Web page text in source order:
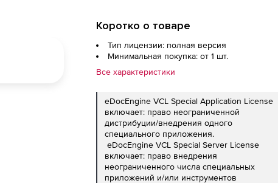
Коротко о товаре
Тип лицензии: полная версия
Минимальная покупка: от 1 шт.
Все характеристики
eDocEngine VCL Special Application License
включает: право неограниченной
дистрибуции/внедрения одного
специального приложения.
eDocEngine VCL Special Server License
включает: право внедрения
неограниченного числа специальных
приложений и/или инструментов